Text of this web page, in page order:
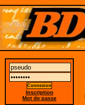
Inscription
Mot de passe